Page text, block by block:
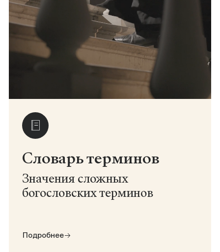
Словарь терминов
Значения сложных
богословских терминов
Подробнее